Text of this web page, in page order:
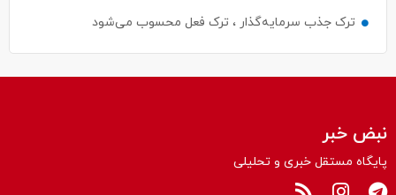
ترک جذب سرمایه‌گذار ، ترک فعل محسوب می‌شود
نبض خبر
پایگاه مستقل خبری و تحلیلی